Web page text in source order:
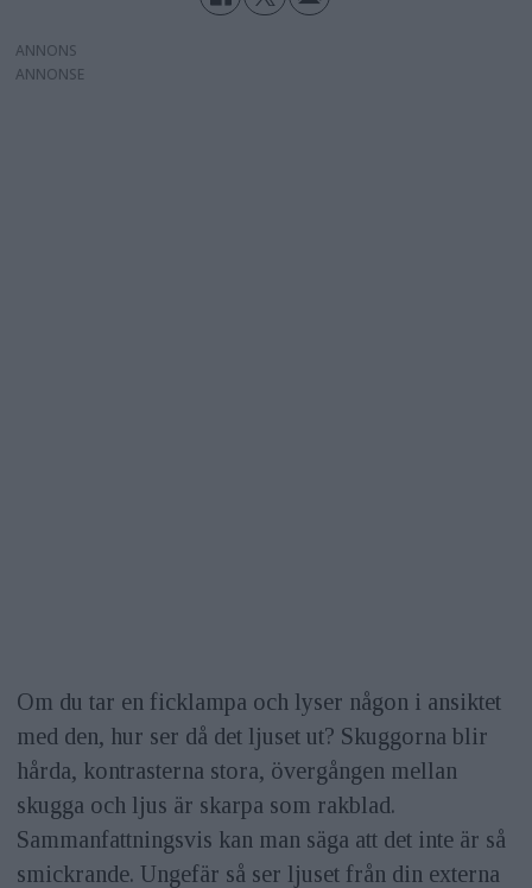
ANNONS
Om du tar en ficklampa och lyser någon i ansiktet
med den, hur ser då det ljuset ut? Skuggorna blir
hårda, kontrasterna stora, övergången mellan
skugga och ljus är skarpa som rakblad.
Sammanfattningsvis kan man säga att det inte är så
smickrande. Ungefär så ser ljuset från din externa